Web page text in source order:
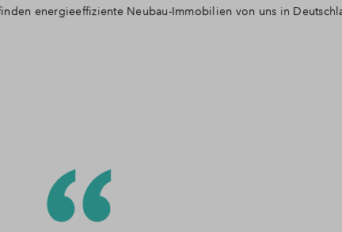
energieeffiziente Neubau-Immobilien von uns in